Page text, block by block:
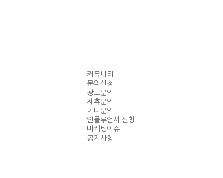
커뮤니티
문의신청
광고문의
제휴문의
기타문의
인플루언서 신청
마케팅이슈
공지사항